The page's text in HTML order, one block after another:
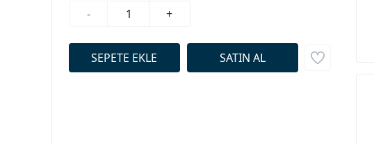
-
+